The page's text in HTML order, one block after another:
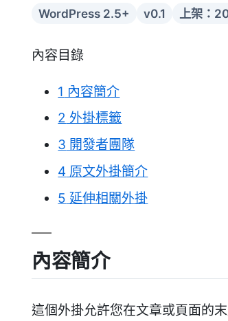
WordPress 2.5+ v0.1 上架：
內容目錄
1 內容簡介
2 外掛標籤
3 開發者團隊
4 原文外掛簡介
5 延伸相關外掛
內容簡介
這個外掛允許您在文章或頁面的